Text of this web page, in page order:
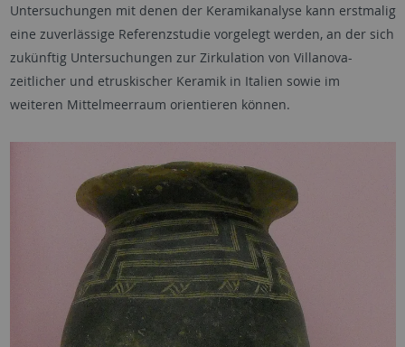
Untersuchungen mit denen der Keramikanalyse kann erstmalig
eine zuverlässige Referenzstudie vorgelegt werden, an der sich
zukünftig Untersuchungen zur Zirkulation von Villanova-
zeitlicher und etruskischer Keramik in Italien sowie im
weiteren Mittelmeerraum orientieren können.